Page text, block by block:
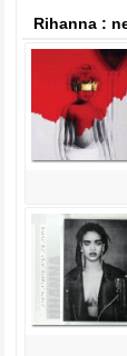
Rihanna :